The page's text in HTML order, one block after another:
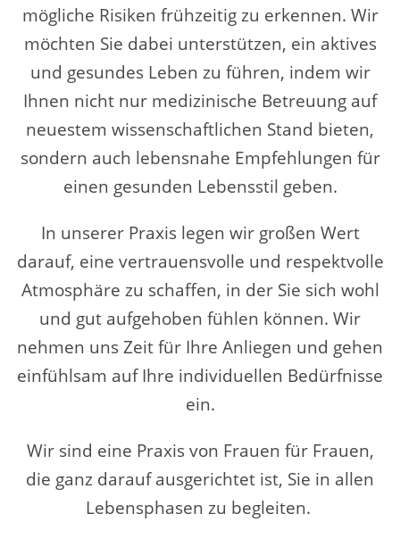
mögliche Risiken frühzeitig zu erkennen. Wir
möchten Sie dabei unterstützen, ein aktives
und gesundes Leben zu führen, indem wir
Ihnen nicht nur medizinische Betreuung auf
neuestem wissenschaftlichen Stand bieten,
sondern auch lebensnahe Empfehlungen für
einen gesunden Lebensstil geben.
In unserer Praxis legen wir großen Wert
darauf, eine vertrauensvolle und respektvolle
Atmosphäre zu schaffen, in der Sie sich wohl
und gut aufgehoben fühlen können. Wir
nehmen uns Zeit für Ihre Anliegen und gehen
einfühlsam auf Ihre individuellen Bedürfnisse
ein.
Wir sind eine Praxis von Frauen für Frauen,
die ganz darauf ausgerichtet ist, Sie in allen
Lebensphasen zu begleiten.